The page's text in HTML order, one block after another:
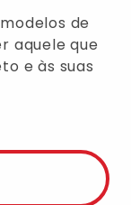
de
aquele que
e às suas